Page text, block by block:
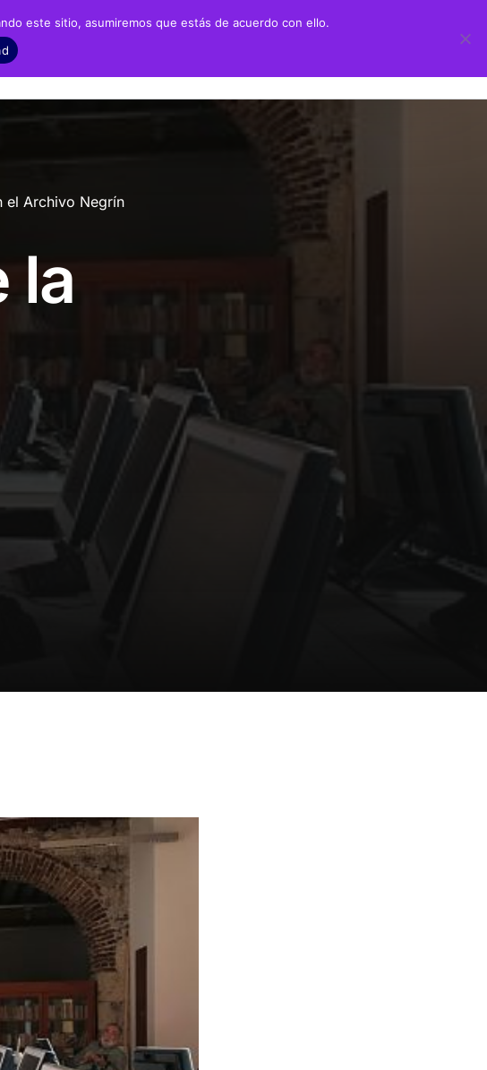
Exposición Juan Negrín UN CANARIO EN LA HISTORIA
Presentaciones alumnado prácticas ULPGC
Información sobre transparencia
Información institucional
Contratos y convenios
Memorias
Certificados
el Archivo Negrín
la
este sitio, asumiremos que estás de acuerdo con ello.